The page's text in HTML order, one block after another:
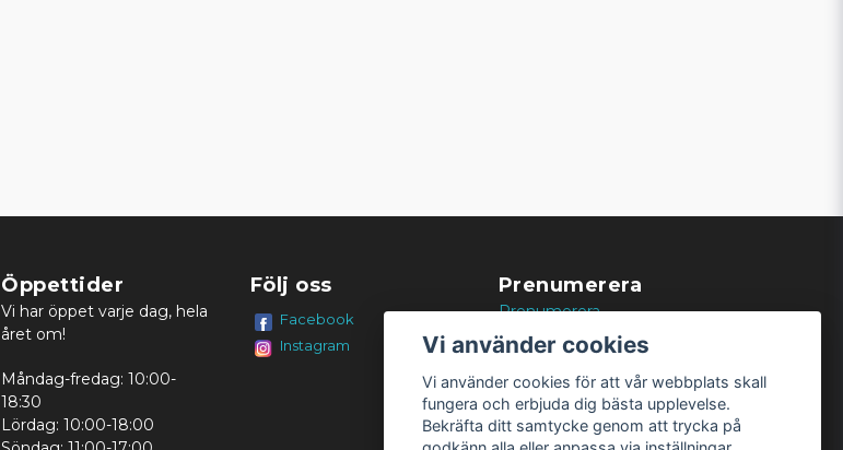
Öppettider
Vi har öppet varje dag, hela
året om!
Måndag-fredag: 10:00-
18:30
Lördag: 10:00-18:00
Följ oss
Facebook
Instagram
Prenumerera
Prenumerera
Vi använder cookies
Vi använder cookies för att vår webbplats skall
fungera och erbjuda dig bästa upplevelse.
Bekräfta ditt samtycke genom att trycka på